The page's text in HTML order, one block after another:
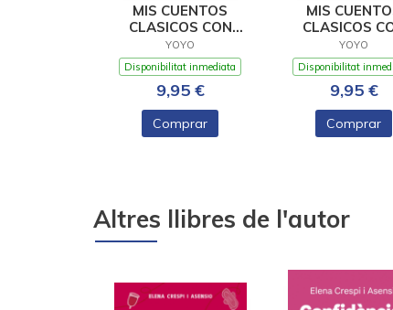
MIS CUENTOS
CLASICOS CON
TEXTURAS.
CAPERUCITA ROJA
YOYO
Disponibilitat inmediata
9,95 €
Comprar
MIS
CLASICOS
TEXTURAS. EL
DE LA
YOYO
Disponibilitat
9,95 €
Comprar
Altres llibres de l'autor